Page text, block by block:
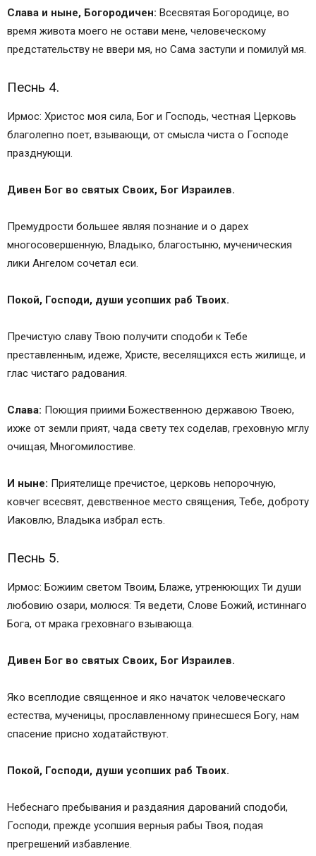
Слава и ныне, Богородичен: Всесвятая Богородице, во
время живота моего не остави мене, человеческому
предстательству не ввери мя, но Сама заступи и помилуй мя.
Песнь 4.
Ирмос: Христос моя сила, Бог и Господь, честная Церковь
благолепно поет, взывающи, от смысла чиста о Господе
празднующи.
Дивен Бог во святых Своих, Бог Израилев.
Премудрости большее являя познание и о дарех
многосовершенную, Владыко, благостыню, мученическия
лики Ангелом сочетал еси.
Покой, Господи, души усопших раб Твоих.
Пречистую славу Твою получити сподоби к Тебе
преставленным, идеже, Христе, веселящихся есть жилище, и
глас чистаго радования.
Слава: Поющия приими Божественною державою Твоею,
ихже от земли прият, чада свету тех соделав, греховную мглу
очищая, Многомилостиве.
И ныне: Приятелище пречистое, церковь непорочную,
ковчег всесвят, девственное место священия, Тебе, доброту
Иаковлю, Владыка избрал есть.
Песнь 5.
Ирмос: Божиим светом Твоим, Блаже, утренюющих Ти души
любовию озари, молюся: Тя ведети, Слове Божий, истиннаго
Бога, от мрака греховнаго взывающа.
Дивен Бог во святых Своих, Бог Израилев.
Яко всеплодие священное и яко начаток человеческаго
естества, мученицы, прославленному принесшеся Богу, нам
спасение присно ходатайствуют.
Покой, Господи, души усопших раб Твоих.
Небеснаго пребывания и раздаяния дарований сподоби,
Господи, прежде усопшия верныя рабы Твоя, подая
прегрешений избавление.